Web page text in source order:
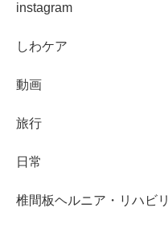
instagram
しわケア
動画
旅行
日常
椎間板ヘルニア・リハビリ